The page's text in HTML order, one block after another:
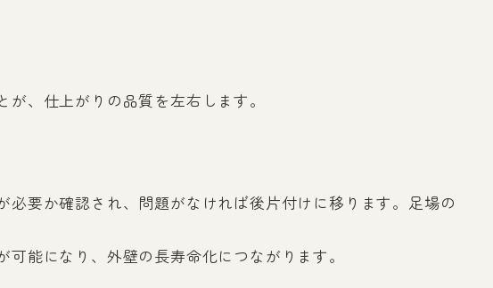
、仕上がりの品質を左右します。
要か確認され、問題がなければ後片付けに移ります。足場の
能になり、外壁の長寿命化につながります。